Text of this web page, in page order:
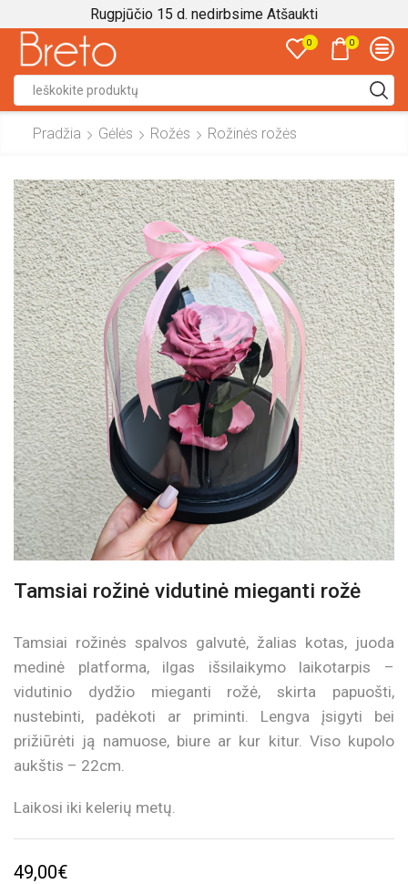
Rugpjūčio 15 d. nedirbsime Atšaukti
0 0
input
Pradžia Gėlės Rožės Rožinės rožės
Tamsiai rožinė vidutinė mieganti rožė
Tamsiai rožinės spalvos galvutė, žalias kotas, juoda
medinė platforma, ilgas išsilaikymo laikotarpis –
vidutinio dydžio mieganti rožė, skirta papuošti,
nustebinti, padėkoti ar priminti. Lengva įsigyti bei
prižiūrėti ją namuose, biure ar kur kitur. Viso kupolo
aukštis – 22cm.
Laikosi iki kelerių metų.
49,00€